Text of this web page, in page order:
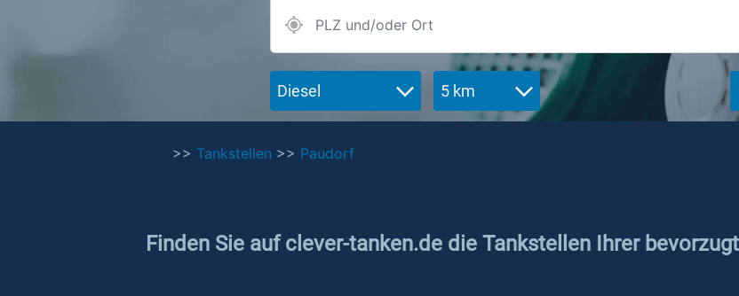
Diesel 5 km
>> Tankstellen >> Paudorf
Finden Sie auf clever-tanken.de die Tankstellen Ihrer